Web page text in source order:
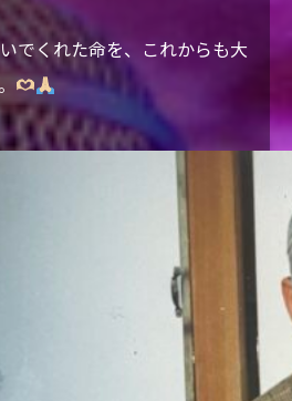
でくれた命を、これからも大